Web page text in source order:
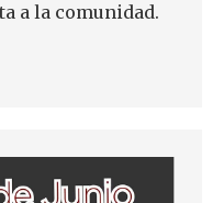
a la comunidad.